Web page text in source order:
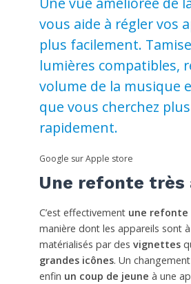
vous aide à régler vos
plus facilement.
lumières compatibles,
volume de la musique
que vous cherchez plus
rapidement.
Google sur Apple store
Une refonte très
C’est effectivement une refonte
manière dont les appareils sont
matérialisés par des vignettes
grandes icônes. Un
enfin un coup de jeune à une